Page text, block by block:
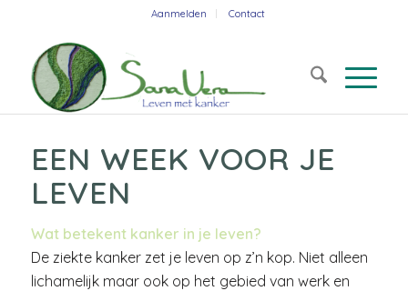
Aanmelden Contact
EEN WEEK VOOR JE
LEVEN
Wat betekent kanker in je leven?
De ziekte kanker zet je leven op z’n kop. Niet alleen
lichamelijk maar ook op het gebied van werk en